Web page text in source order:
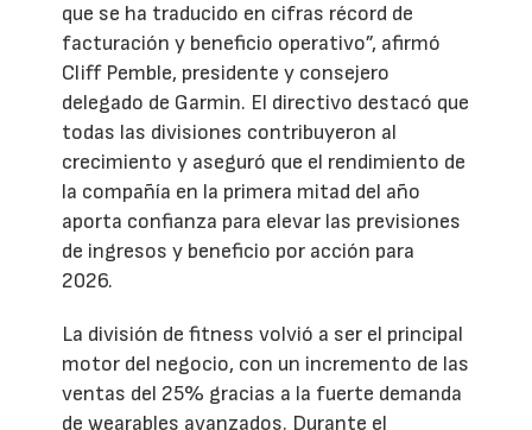
que se ha traducido en cifras récord de
facturación y beneficio operativo”, afirmó
Cliff Pemble, presidente y consejero
delegado de Garmin. El directivo destacó que
todas las divisiones contribuyeron al
crecimiento y aseguró que el rendimiento de
la compañía en la primera mitad del año
aporta confianza para elevar las previsiones
de ingresos y beneficio por acción para
2026.
La división de fitness volvió a ser el principal
motor del negocio, con un incremento de las
ventas del 25% gracias a la fuerte demanda
de wearables avanzados. Durante el